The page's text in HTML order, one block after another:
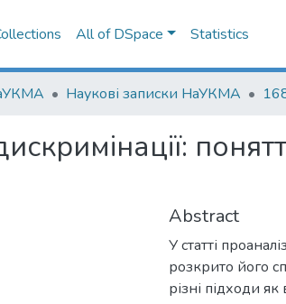
All of DSpace Statistics
Наукові записки НаУКМА
Abstract
У статті
розкрито його
різні підходи